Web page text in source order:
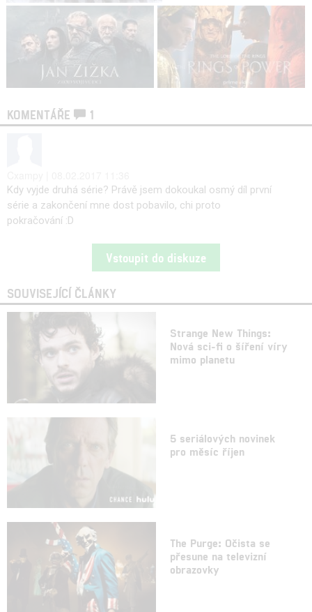
KOMENTÁŘE 1
Kdy vyjde druhá série? Právě jsem dokoukal osmý díl první
série a zakončení mne dost pobavilo, chi proto
pokračování :D
Vstoupit do diskuze
SOUVISEJÍCÍ ČLÁNKY
Strange New Things:
Nová sci-fi o šíření víry
mimo planetu
5 seriálových novinek
pro měsíc říjen
The Purge: Očista se
přesune na televizní
obrazovky